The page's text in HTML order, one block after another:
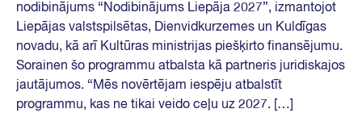
nodibinājums “Nodibinājums Liepāja 2027”, izmantojot
Liepājas valstspilsētas, Dienvidkurzemes un Kuldīgas
novadu, kā arī Kultūras ministrijas piešķirto finansējumu.
Sorainen šo programmu atbalsta kā partneris juridiskajos
jautājumos. “Mēs novērtējam iespēju atbalstīt
programmu, kas ne tikai veido ceļu uz 2027. […]